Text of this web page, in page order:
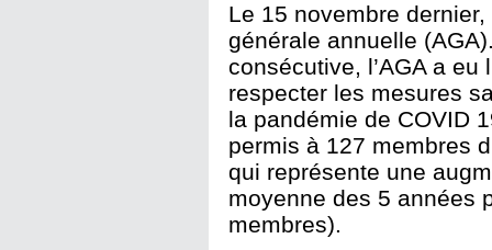
Le 15 novembre dernier,
générale annuelle
consécutive, l’AGA a
respecter les mesures
la pandémie de COVID
permis à 127 membres
qui représente une
moyenne des 5 années
membres).